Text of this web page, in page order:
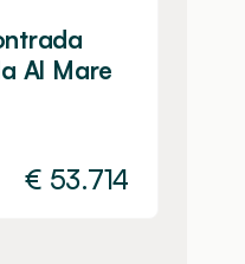
Al Mare
€ 53.714